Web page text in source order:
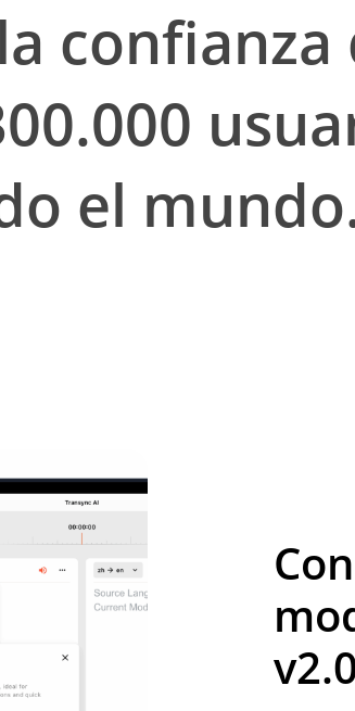
confianza
el